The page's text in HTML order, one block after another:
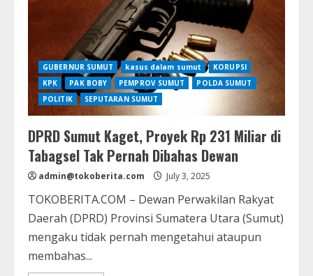
dalam
Kasus
Suap
Jalan
di
Sumut
GUBERNUR SUMUT kasus dalam sumut
KORUPSI
KPK
PAK BOBY PEMPROV SUMUT
POLDA SUMUT
POLITIK
SEPUTARAN SUMUT
DPRD Sumut Kaget, Proyek Rp 231 Miliar di
Tabagsel Tak Pernah Dibahas Dewan
admin@tokoberita.com July 3, 2025
TOKOBERITA.COM – Dewan Perwakilan Rakyat
Daerah (DPRD) Provinsi Sumatera Utara (Sumut)
mengaku tidak pernah mengetahui ataupun
membahas...